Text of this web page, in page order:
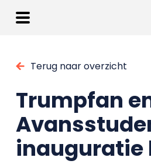
Terug naar overzicht
Trumpfan
inauguratie